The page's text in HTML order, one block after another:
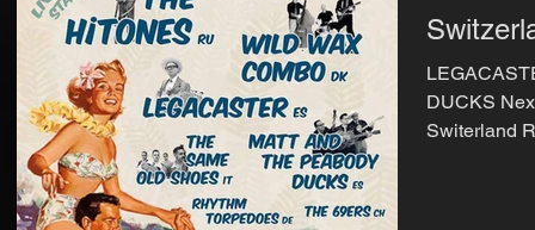
DUCKS
Switerland